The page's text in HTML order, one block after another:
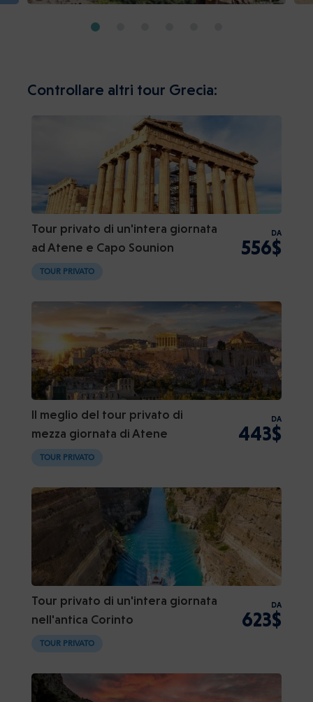
Controllare altri tour Grecia:
Tour privato di un'intera giornata
ad Atene e Capo Sounion
DA
556$
TOUR PRIVATO
Il meglio del tour privato di
mezza giornata di Atene
DA
443$
TOUR PRIVATO
Tour privato di un'intera giornata
nell'antica Corinto
DA
623$
TOUR PRIVATO